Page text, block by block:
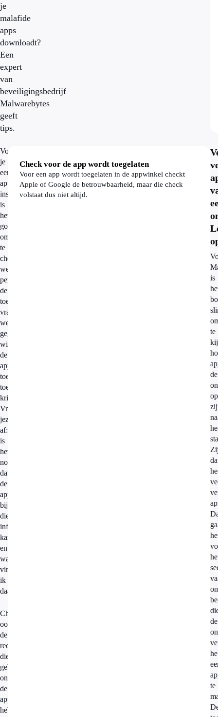
je
malafide
apps
downloadt?
Een
expert
van
beveiligingsbedrijf
Malwarebytes
geeft
tips.
Voor
je
een
app
installeert
is
het
goed
om
te
checken
welke
permissies
de
toepassing
vraagt:
welke
gegevens
wil
de
app
toegang
toe
krijgen?
Vraag
jezelf
af:
is
het
nodig
dat
de
app
bij
die
informatie
kan,
en
wat
vind
ik
daarvan?
Check
ook
de
recensies
die
gebruikers
onder
de
app
hebben
Check voor de app wordt toegelaten
Voor een app wordt toegelaten in de appwinkel checkt
Apple of Google de betrouwbaarheid, maar die check
volstaat dus niet altijd.
is
te
de
op
de
te